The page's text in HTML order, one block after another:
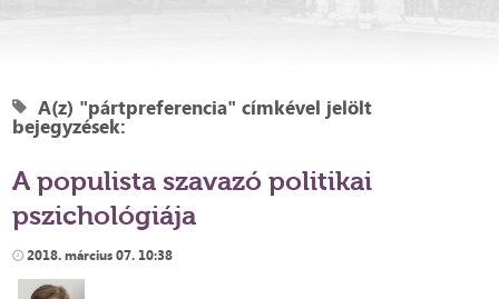
A(z) "pártpreferencia" címkével jelölt
bejegyzések:
A populista szavazó politikai
pszichológiája
2018. március 07. 10:38